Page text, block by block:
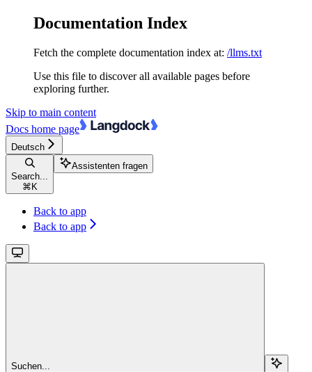
Documentation Index
Fetch the complete documentation index at: /llms.txt
Use this file to discover all available pages before
exploring further.
Skip to main content
Docs home page
Deutsch
Search...
⌘ K
Assistenten fragen
Back to app
Back to app
Suchen...